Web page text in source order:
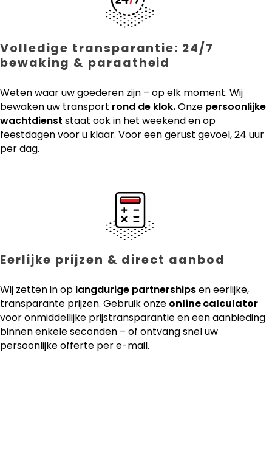
Volledige transparantie: 24/7
bewaking & paraatheid
Weten waar uw goederen zijn – op elk moment. Wij
bewaken uw transport rond de klok.Onze persoonlijke
wachtdienst staat ook in het weekend en op
feestdagen voor u klaar. Voor een gerust gevoel, 24 uur
per dag.
Eerlijke prijzen & direct aanbod
Wij zetten in op langdurige partnershipsen eerlijke,
transparante prijzen. Gebruik onze online calculator
voor onmiddellijke prijstransparantie en een aanbieding
binnen enkele seconden – of ontvang snel uw
persoonlijke offerte per e-mail.